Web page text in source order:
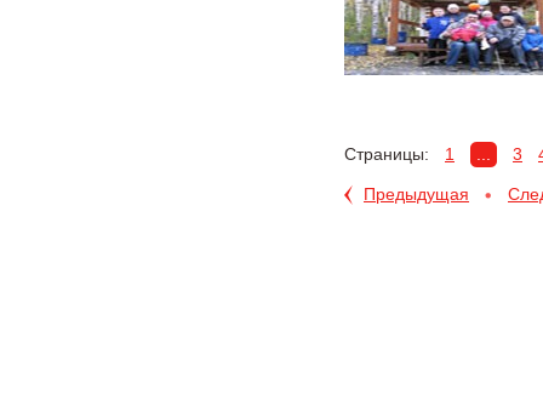
Страницы: 1 3
Предыдущая